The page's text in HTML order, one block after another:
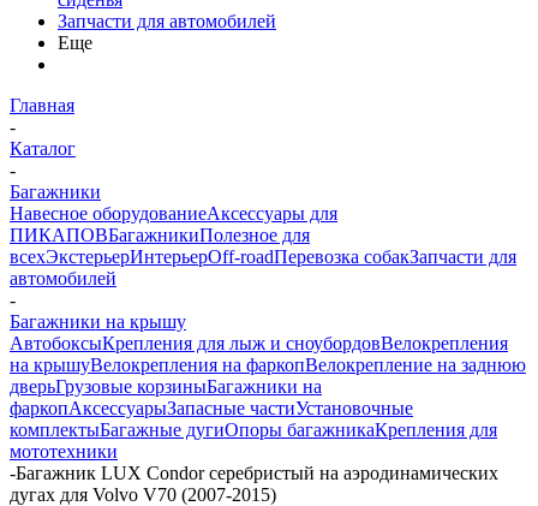
Запчасти для автомобилей
Еще
Главная
-
Каталог
-
Багажники
Навесное оборудованиеАксессуары для
ПИКАПОВБагажникиПолезное для
всехЭкстерьерИнтерьерOff-roadПеревозка собакЗапчасти для
автомобилей
-
Багажники на крышу
АвтобоксыКрепления для лыж и сноубордовВелокрепления
на крышуВелокрепления на фаркопВелокрепление на заднюю
дверьГрузовые корзиныБагажники на
фаркопАксессуарыЗапасные частиУстановочные
комплектыБагажные дугиОпоры багажникаКрепления для
мототехники
-Багажник LUX Condor серебристый на аэродинамических
дугах для Volvo V70 (2007-2015)